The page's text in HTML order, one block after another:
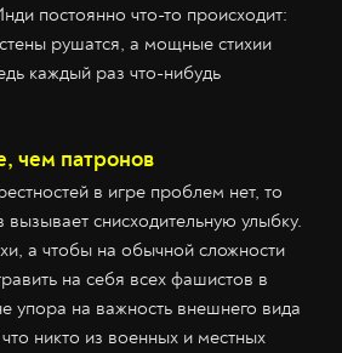
постоянно что-то происходит:
рушатся, а мощные стихии
каждый раз что-нибудь
чем патронов
в игре проблем нет, то
вызывает снисходительную улыбку.
а чтобы на обычной сложности
на себя всех фашистов в
упора на важность внешнего вида
никто из военных и местных